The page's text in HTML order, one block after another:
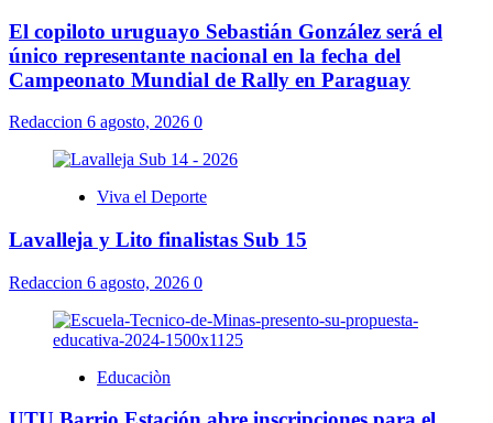
El copiloto uruguayo Sebastián González será el
único representante nacional en la fecha del
Campeonato Mundial de Rally en Paraguay
Redaccion 6 agosto, 2026 0
Viva el Deporte
Lavalleja y Lito finalistas Sub 15
Redaccion 6 agosto, 2026 0
Educaciòn